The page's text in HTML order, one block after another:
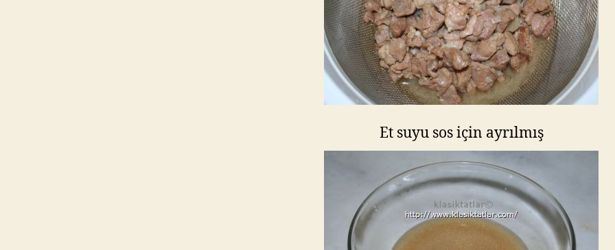
Et suyu sos için ayrılmış